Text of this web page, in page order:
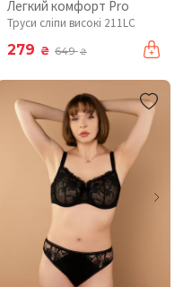
Легкий комфорт Pro
Труси сліпи високі 211LC
279 ₴ 649₴